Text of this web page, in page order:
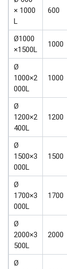
× 1000
L
600
Ø1000
×1500L
1000
Ø
1000×2
000L
1000
Ø
1200×2
400L
1200
Ø
1500×3
000L
1500
Ø
1700×3
000L
1700
Ø
2000×3
500L
2000
Ø